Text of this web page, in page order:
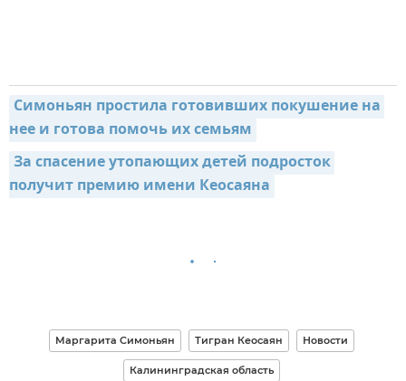
Симоньян простила готовивших покушение на
нее и готова помочь их семьям
За спасение утопающих детей подросток
получит премию имени Кеосаяна
Маргарита Симоньян Тигран Кеосаян Новости
Калининградская область